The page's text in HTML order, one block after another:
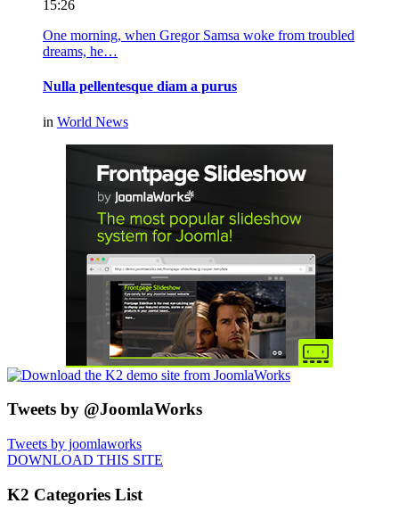
15:26
One morning, when Gregor Samsa woke from troubled
dreams, he…
Nulla pellentesque diam a purus
in World News
Tweets by @JoomlaWorks
Tweets by joomlaworks
DOWNLOAD THIS SITE
K2 Categories List